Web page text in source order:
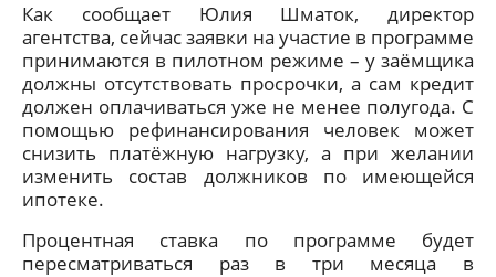
Как сообщает Юлия Шматок, директор
агентства, сейчас заявки на участие в программе
принимаются в пилотном режиме – у заёмщика
должны отсутствовать просрочки, а сам кредит
должен оплачиваться уже не менее полугода. С
помощью рефинансирования человек может
снизить платёжную нагрузку, а при желании
изменить состав должников по имеющейся
ипотеке.
Процентная ставка по программе будет
пересматриваться раз в три месяца в